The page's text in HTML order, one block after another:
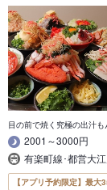
目の前で焼く究極の出汁も
2001～3000円
有楽町線･都営大
【アプリ予約限定】最